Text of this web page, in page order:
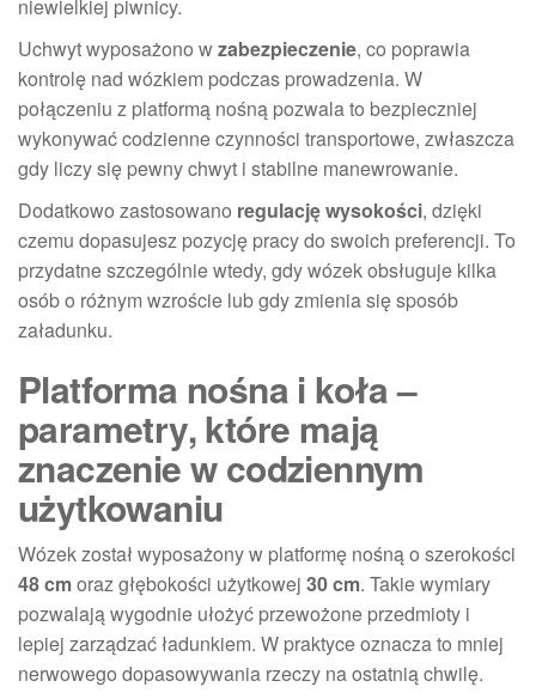
niewielkiej piwnicy.
Uchwyt wyposażono wzabezpieczenie, co poprawia
kontrolę nad wózkiem podczas prowadzenia. W
połączeniu z platformą nośną pozwala to bezpieczniej
wykonywać codzienne czynności transportowe, zwłaszcza
gdy liczy się pewny chwyt i stabilne manewrowanie.
Dodatkowo zastosowano regulację wysokości, dzięki
czemu dopasujesz pozycję pracy do swoich preferencji. To
przydatne szczególnie wtedy, gdy wózek obsługuje kilka
osób o różnym wzroście lub gdy zmienia się sposób
załadunku.
Platforma nośna i koła –
parametry, które mają
znaczenie w codziennym
użytkowaniu
Wózek został wyposażony w platformę nośną o szerokości
48 cmoraz głębokości użytkowej 30 cm. Takie wymiary
pozwalają wygodnie ułożyć przewożone przedmioty i
lepiej zarządzać ładunkiem. W praktyce oznacza to mniej
nerwowego dopasowywania rzeczy na ostatnią chwilę.